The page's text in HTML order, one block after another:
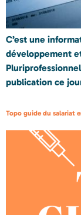
C’est une
développement
publication ce
Topo guide du salariat